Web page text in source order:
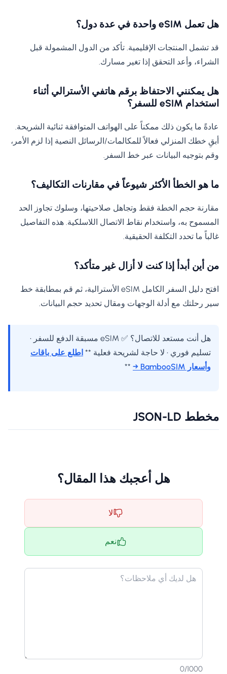
هل تعمل eSIM واحدة في عدة دول؟
قد تشمل المنتجات الإقليمية. تأكد من الدول المشمولة قبل
الشراء، وأعد التحقق إذا تغير مسارك.
هل يمكنني الاحتفاظ برقم هاتفي الأسترالي أثناء
استخدام eSIM للسفر؟
عادةً ما يكون ذلك ممكناً على الهواتف المتوافقة ثنائية الشريحة.
أبقِ خطك المنزلي فعالاً للمكالمات/الرسائل النصية إذا لزم الأمر،
وقم بتوجيه البيانات عبر خط السفر.
ما هو الخطأ الأكثر شيوعاً في مقارنات التكاليف؟
مقارنة حجم الخطة فقط وتجاهل صلاحيتها، وسلوك تجاوز الحد
المسموح به، واستخدام نقاط الاتصال اللاسلكية. هذه التفاصيل
غالباً ما تحدد التكلفة الحقيقية.
من أين أبدأ إذا كنت لا أزال غير متأكد؟
افتح دليل السفر الكامل eSIM الأسترالية، ثم قم بمطابقة خط
سير رحلتك مع أدلة الوجهات ومقال تحديد حجم البيانات.
هل أنت مستعد للاتصال؟ ✅ eSIM مسبقة الدفع للسفر •
تسليم فوري • لا حاجة لشريحة فعلية ** اطلع على باقات
وأسعار BambooSIM →
**
مخطط JSON-LD
هل أعجبك هذا المقال؟
لا
نعم
0/1000